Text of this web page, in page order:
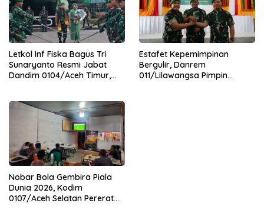
Letkol Inf Fiska Bagus Tri
Sunaryanto Resmi Jabat
Dandim 0104/Aceh Timur,
0104/Atim
Estafet Kepemimpinan
Bergulir, Danrem
011/Lilawangsa Pimpin
Nobar Bola Gembira Piala
Dunia 2026, Kodim
0107/Aceh Selatan Pererat